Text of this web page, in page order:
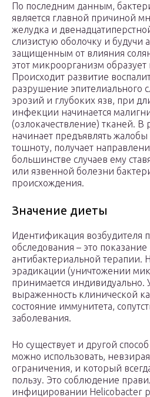
По последним данным,
является главной причиной
желудка и
слизистую оболочку и будучи
защищенным от влияния
этот микроорганизм
Происходит развитие
разрушение эпителиального
эрозий и глубоких язв, при
инфекции начинается
(озлокачествление) тканей. В
начинает предъявлять жалобы
тошноту, получает
большинстве случаев ему
или язвенной болезни
происхождения.
Значение диеты
Идентификация возбудителя
обследования – это
антибактериальной терапии.
эрадикации (уничтожении
принимается индивидуально.
выраженность клинической
состояние иммунитета,
заболевания.
Но существует и другой
можно использовать,
ограничения, и который
пользу. Это соблюдение
инфицировании Helicobacter